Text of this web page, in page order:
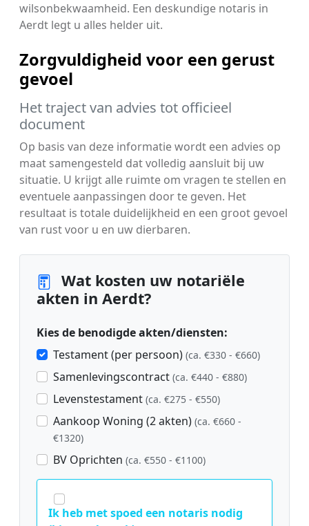
wilsonbekwaamheid. Een deskundige notaris in
Aerdt legt u alles helder uit.
Zorgvuldigheid voor een gerust
gevoel
Het traject van advies tot officieel
document
Op basis van deze informatie wordt een advies op
maat samengesteld dat volledig aansluit bij uw
situatie. U krijgt alle ruimte om vragen te stellen en
eventuele aanpassingen door te geven. Het
resultaat is totale duidelijkheid en een groot gevoel
van rust voor u en uw dierbaren.
Wat kosten uw notariële
akten in Aerdt?
Kies de benodigde akten/diensten:
Testament (per persoon) (ca. €330 - €660)
Samenlevingscontract (ca. €440 - €880)
Levenstestament (ca. €275 - €550)
Aankoop Woning (2 akten) (ca. €660 -
€1320)
BV Oprichten (ca. €550 - €1100)
Ik heb met spoed een notaris nodig